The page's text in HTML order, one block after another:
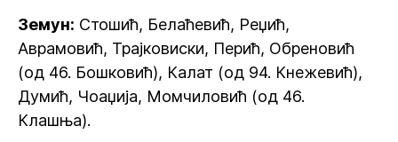
Земун: Стошић, Белаћевић, Реџић,
Аврамовић, Трајковиски, Перић, Обреновић
(од 46. Бошковић), Калат (од 94. Кнежевић),
Думић, Чоаџија, Момчиловић (од 46.
Клашња).